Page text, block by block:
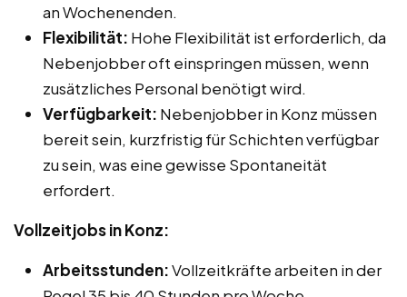
an Wochenenden.
Flexibilität: Hohe Flexibilität ist erforderlich, da
Nebenjobber oft einspringen müssen, wenn
zusätzliches Personal benötigt wird.
Verfügbarkeit: Nebenjobber in Konz müssen
bereit sein, kurzfristig für Schichten verfügbar
zu sein, was eine gewisse Spontaneität
erfordert.
Vollzeitjobs in Konz:
Arbeitsstunden:Vollzeitkräfte arbeiten in der